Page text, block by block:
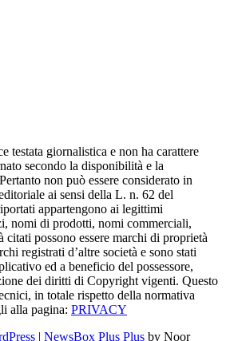
testata giornalistica e non ha carattere
secondo la disponibilità e la
non può essere considerato in
ai sensi della L. n. 62 del
appartengono ai legittimi
nomi di prodotti, nomi commerciali,
possono essere marchi di proprietà
registrati d’altre società e sono stati
ed a beneficio del possessore,
dei diritti di Copyright vigenti. Questo
in totale rispetto della normativa
alla pagina: PRIVACY
| NewsBox Plus Plus by Noor